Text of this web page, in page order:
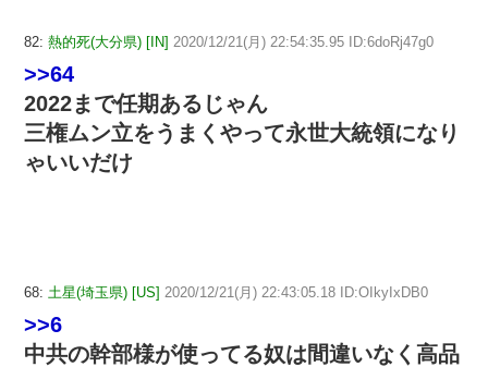
82: 熱的死(大分県) [IN] 2020/12/21(月) 22:54:35.95 ID:6doRj47g0
>>64
2022まで任期あるじゃん
三権ムン立をうまくやって永世大統領になり
ゃいいだけ
68: 土星(埼玉県) [US] 2020/12/21(月) 22:43:05.18 ID:OIkyIxDB0
>>6
中共の幹部様が使ってる奴は間違いなく高品